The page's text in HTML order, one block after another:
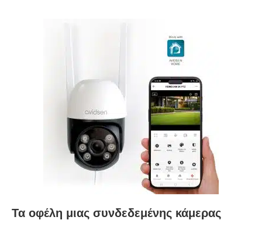
Τα οφέλη μιας συνδεδεμένης κάμερας